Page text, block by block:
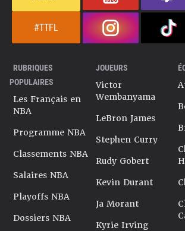
#TTFL
RUBRIQUES
POPULAIRES
Les Français en
NBA
Programme NBA
Classements NBA
Salaires NBA
Playoffs NBA
Dossiers NBA
JOUEURS
Victor
Wembanyama
LeBron James
Stephen Curry
Rudy Gobert
Kevin Durant
Ja Morant
Kyrie Irving